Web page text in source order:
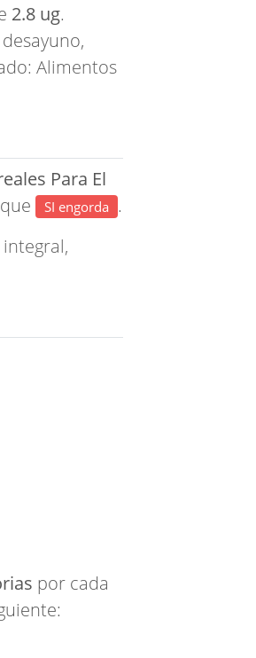
2.8 ug.
Alimentos
Para El
SI engorda .
integral,
por cada